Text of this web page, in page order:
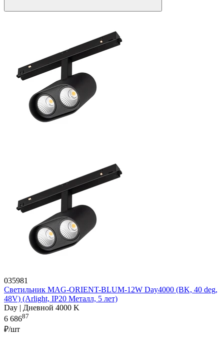
035981
Светильник MAG-ORIENT-BLUM-12W Day4000 (BK, 40 deg,
48V) (Arlight, IP20 Металл, 5 лет)
Day | Дневной 4000 K
6 68687
₽/шт